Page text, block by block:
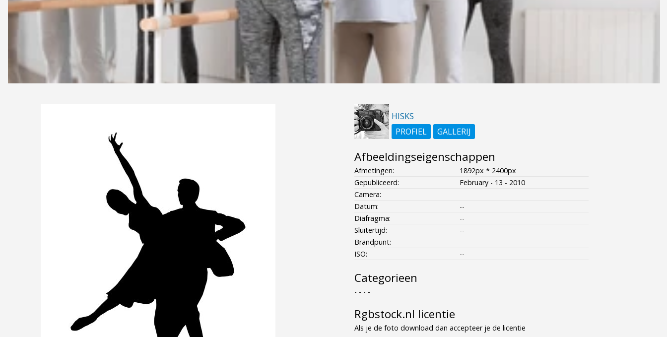
HISKS
PROFIEL
GALLERIJ
Afbeeldingseigenschappen
Afmetingen:
1892px * 2400px
Gepubliceerd:
February - 13 - 2010
Camera:
Datum:
--
Diafragma:
--
Sluitertijd:
--
Brandpunt:
ISO:
--
Categorieen
- - - -
Rgbstock.nl licentie
Als je de foto download dan accepteer je de licentie